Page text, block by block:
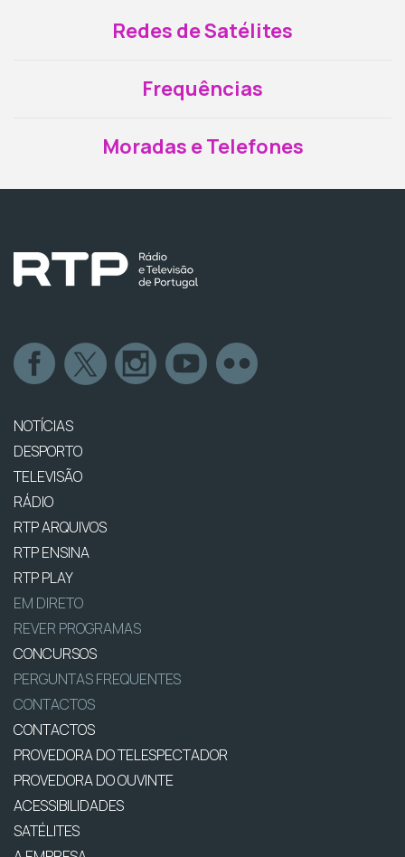
Redes de Satélites
Frequências
Moradas e Telefones
NOTÍCIAS
DESPORTO
TELEVISÃO
RÁDIO
RTP ARQUIVOS
RTP ENSINA
RTP PLAY
EM DIRETO
REVER PROGRAMAS
CONCURSOS
PERGUNTAS FREQUENTES
CONTACTOS
CONTACTOS
PROVEDORA DO TELESPECTADOR
PROVEDORA DO OUVINTE
ACESSIBILIDADES
SATÉLITES